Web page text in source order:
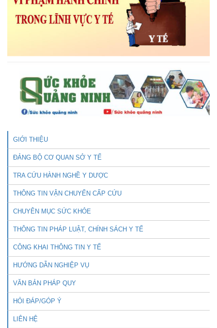
GIỚI THIỆU
ĐẢNG BỘ CƠ QUAN SỞ Y TẾ
TRA CỨU HÀNH NGHỀ Y DƯỢC
THÔNG TIN VẬN CHUYỂN CẤP CỨU
CHUYÊN MỤC SỨC KHỎE
THÔNG TIN PHÁP LUẬT, CHÍNH SÁCH Y TẾ
CÔNG KHAI THÔNG TIN Y TẾ
HƯỚNG DẪN NGHIỆP VỤ
VĂN BẢN PHÁP QUY
HỎI ĐÁP/GÓP Ý
LIÊN HỆ